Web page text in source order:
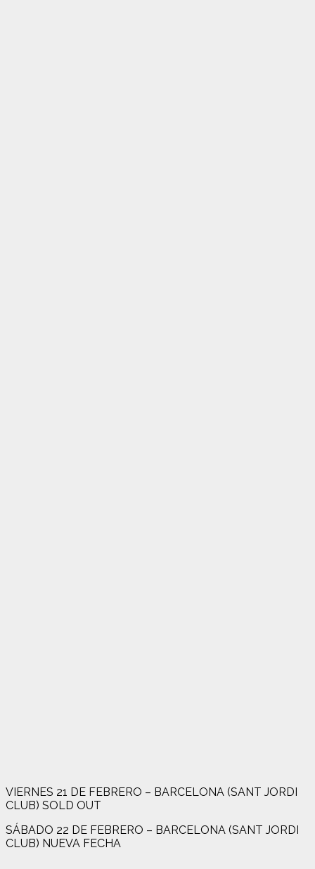
VIERNES 21 DE FEBRERO – BARCELONA (SANT JORDI
CLUB) SOLD OUT
SÁBADO 22 DE FEBRERO – BARCELONA (SANT JORDI
CLUB) NUEVA FECHA